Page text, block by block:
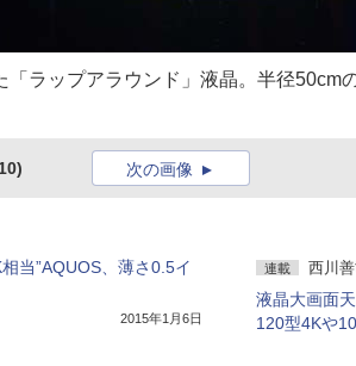
「ラップアラウンド」液晶。半径50cm
次の画像
当”AQUOS、薄さ0.5イ
2015年1月6日
連載 西川
液晶大画面
120型4Kや